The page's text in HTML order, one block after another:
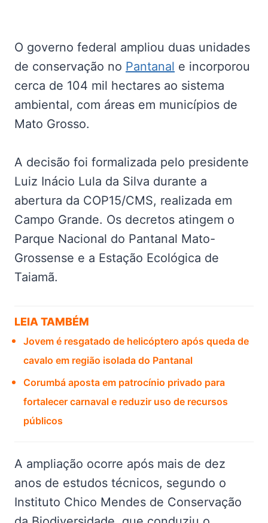
O governo federal ampliou duas unidades
de conservação no Pantanal e incorporou
cerca de 104 mil hectares ao sistema
ambiental, com áreas em municípios de
Mato Grosso.
A decisão foi formalizada pelo presidente
Luiz Inácio Lula da Silva durante a
abertura da COP15/CMS, realizada em
Campo Grande. Os decretos atingem o
Parque Nacional do Pantanal Mato-
Grossense e a Estação Ecológica de
Taiamã.
LEIA TAMBÉM
Jovem é resgatado de helicóptero após queda de
cavalo em região isolada do Pantanal
Corumbá aposta em patrocínio privado para
fortalecer carnaval e reduzir uso de recursos
públicos
A ampliação ocorre após mais de dez
anos de estudos técnicos, segundo o
Instituto Chico Mendes de Conservação